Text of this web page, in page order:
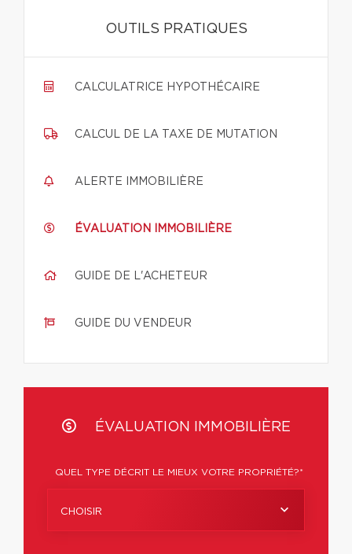
OUTILS PRATIQUES
CALCULATRICE HYPOTHÉCAIRE
CALCUL DE LA TAXE DE MUTATION
ALERTE IMMOBILIÈRE
ÉVALUATION IMMOBILIÈRE
GUIDE DE L'ACHETEUR
GUIDE DU VENDEUR
ÉVALUATION IMMOBILIÈRE
QUEL TYPE DÉCRIT LE MIEUX VOTRE PROPRIÉTÉ?*
CHOISIR